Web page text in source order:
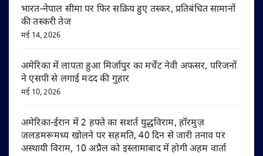
भारत-नेपाल सीमा पर फिर सक्रिय हुए तस्कर, प्रतिबंधित सामानों
की तस्करी तेज
मई 14, 2026
अमेरिका में लापता हुआ मिर्जापुर का मर्चेंट नेवी अफसर, परिजनों
ने एसपी से लगाई मदद की गुहार
मई 10, 2026
अमेरिका-ईरान में 2 हफ्ते का सशर्त युद्धविराम, हॉरमुज़
जलडमरूमध्य खोलने पर सहमति, 40 दिन से जारी तनाव पर
अस्थायी विराम, 10 अप्रैल को इस्लामाबाद में होगी अहम वार्ता